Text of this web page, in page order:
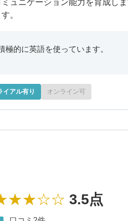
ュニケーション能力を育成し
。
的に英語を使っています。
イアル有り オンライン可
3.5点